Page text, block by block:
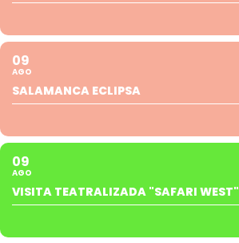
09
AGO
SALAMANCA ECLIPSA
09
AGO
VISITA TEATRALIZADA "SAFARI WEST"